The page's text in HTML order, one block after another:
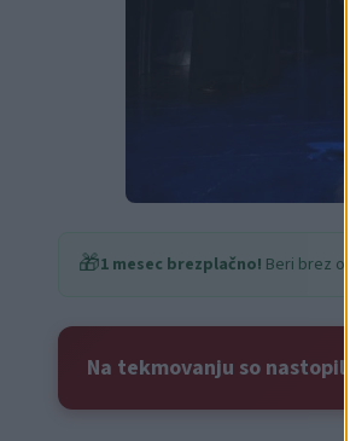
🎁1 mesec brezplačno! Beri brez
Na tekmovanju so